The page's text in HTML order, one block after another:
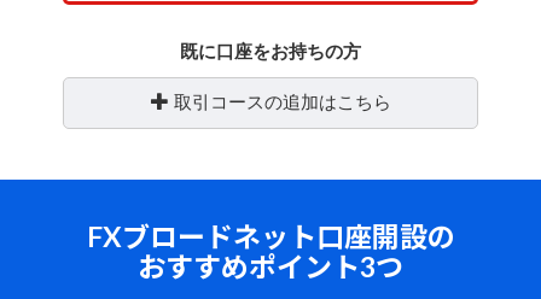
既に口座をお持ちの方
取引コースの追加はこちら
FXブロードネット口座開設の
おすすめポイント3つ